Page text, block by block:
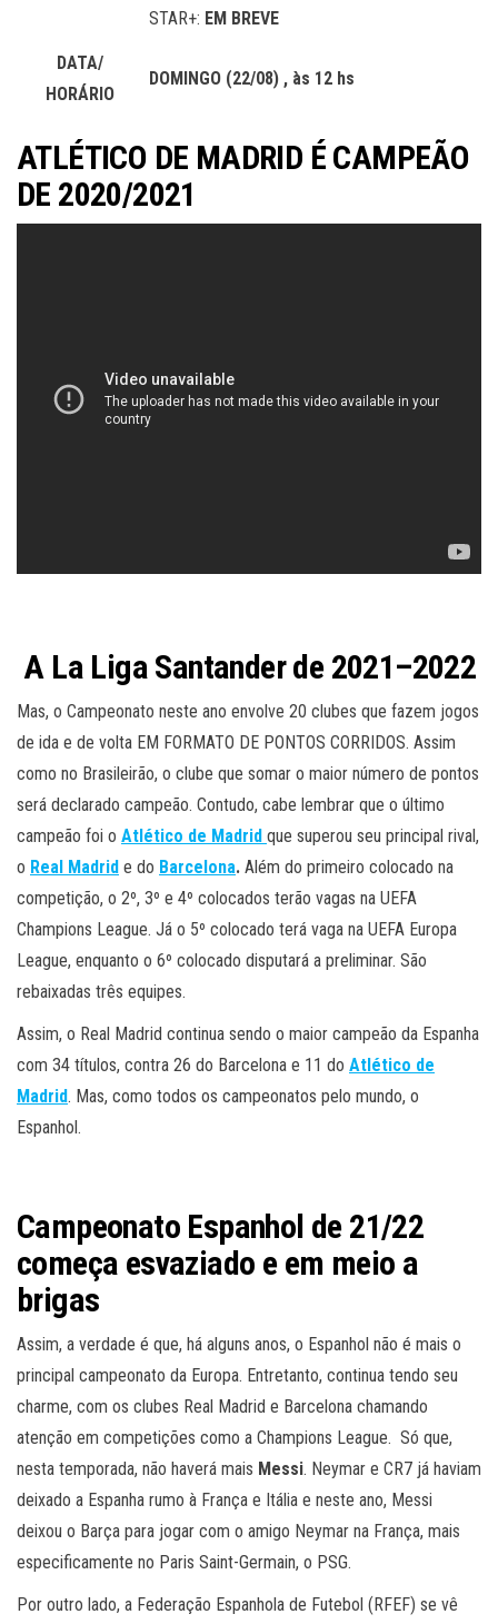
STAR+: EM BREVE
DATA/
HORÁRIO
DOMINGO (22/08) , às 12 hs
ATLÉTICO DE MADRID É CAMPEÃO
DE 2020/2021
A La Liga Santander de 2021–2022
Mas, o Campeonato neste ano envolve 20 clubes que fazem jogos
de ida e de volta EM FORMATO DE PONTOS CORRIDOS. Assim
como no Brasileirão, o clube que somar o maior número de pontos
será declarado campeão. Contudo, cabe lembrar que o último
campeão foi o Atlético de Madrid que superou seu principal rival,
o Real Madrid e do Barcelona. Além do primeiro colocado na
competição, o 2º, 3º e 4º colocados terão vagas na UEFA
Champions League. Já o 5º colocado terá vaga na UEFA Europa
League, enquanto o 6º colocado disputará a preliminar. São
rebaixadas três equipes.
Assim, o Real Madrid continua sendo o maior campeão da Espanha
com 34 títulos, contra 26 do Barcelona e 11 do Atlético de
Madrid. Mas, como todos os campeonatos pelo mundo, o
Espanhol.
Campeonato Espanhol de 21/22
começa esvaziado e em meio a
brigas
Assim, a verdade é que, há alguns anos, o Espanhol não é mais o
principal campeonato da Europa. Entretanto, continua tendo seu
charme, com os clubes Real Madrid e Barcelona chamando
atenção em competições como a Champions League. Só que,
nesta temporada, não haverá mais Messi. Neymar e CR7 já haviam
deixado a Espanha rumo à França e Itália e neste ano, Messi
deixou o Barça para jogar com o amigo Neymar na França, mais
especificamente no Paris Saint-Germain, o PSG.
Por outro lado, a Federação Espanhola de Futebol (RFEF) se vê